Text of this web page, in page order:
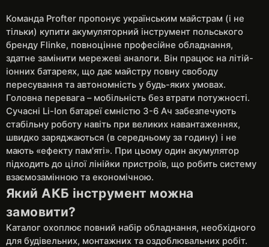
Команда Profter пропонує українським майстрам (і не
тільки) купити акумуляторний інструмент польського
бренду Flinke, повноцінне професійне обладнання,
здатне замінити мережеві аналоги. Він працює на літій-
іонних батареях, що дає майстру повну свободу
пересування та автономність у будь-яких умовах.
Головна перевага – мобільність без втрати потужності.
Сучасні Li-Ion батареї ємністю 3-6 Ач забезпечують
стабільну роботу навіть при великих навантаженнях,
швидко заряджаються (в середньому за годину) і не
мають «ефекту пам'яті». При цьому один акумулятор
підходить до цілої лінійки пристроїв, що робить систему
взаємозамінною та економічною.
Який АКБ інструмент можна
замовити?
Каталог охоплює повний набір обладнання, необхідного
для будівельних, монтажних та оздоблювальних робіт.